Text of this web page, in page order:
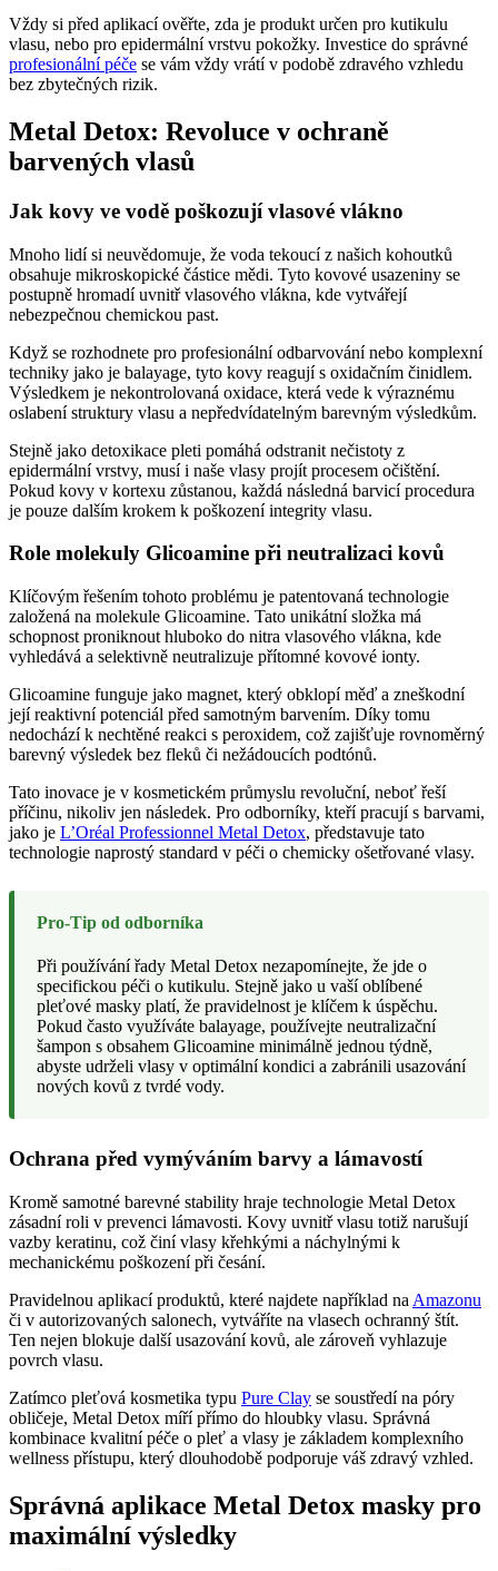
Vždy si před aplikací ověřte, zda je produkt určen pro kutikulu
vlasu, nebo pro epidermální vrstvu pokožky. Investice do správné
profesionální péče se vám vždy vrátí v podobě zdravého vzhledu
bez zbytečných rizik.
Metal Detox: Revoluce v ochraně
barvených vlasů
Jak kovy ve vodě poškozují vlasové vlákno
Mnoho lidí si neuvědomuje, že voda tekoucí z našich kohoutků
obsahuje mikroskopické částice mědi. Tyto kovové usazeniny se
postupně hromadí uvnitř vlasového vlákna, kde vytvářejí
nebezpečnou chemickou past.
Když se rozhodnete pro profesionální odbarvování nebo komplexní
techniky jako je balayage, tyto kovy reagují s oxidačním činidlem.
Výsledkem je nekontrolovaná oxidace, která vede k výraznému
oslabení struktury vlasu a nepředvídatelným barevným výsledkům.
Stejně jako detoxikace pleti pomáhá odstranit nečistoty z
epidermální vrstvy, musí i naše vlasy projít procesem očištění.
Pokud kovy v kortexu zůstanou, každá následná barvicí procedura
je pouze dalším krokem k poškození integrity vlasu.
Role molekuly Glicoamine při neutralizaci kovů
Klíčovým řešením tohoto problému je patentovaná technologie
založená na molekule Glicoamine. Tato unikátní složka má
schopnost proniknout hluboko do nitra vlasového vlákna, kde
vyhledává a selektivně neutralizuje přítomné kovové ionty.
Glicoamine funguje jako magnet, který obklopí měď a zneškodní
její reaktivní potenciál před samotným barvením. Díky tomu
nedochází k nechtěné reakci s peroxidem, což zajišťuje rovnoměrný
barevný výsledek bez fleků či nežádoucích podtónů.
Tato inovace je v kosmetickém průmyslu revoluční, neboť řeší
příčinu, nikoliv jen následek. Pro odborníky, kteří pracují s barvami,
jako je L’Oréal Professionnel Metal Detox, představuje tato
technologie naprostý standard v péči o chemicky ošetřované vlasy.
Pro-Tip od odborníka
Při používání řady Metal Detox nezapomínejte, že jde o
specifickou péči o kutikulu. Stejně jako u vaší oblíbené
pleťové masky platí, že pravidelnost je klíčem k úspěchu.
Pokud často využíváte balayage, používejte neutralizační
šampon s obsahem Glicoamine minimálně jednou týdně,
abyste udrželi vlasy v optimální kondici a zabránili usazování
nových kovů z tvrdé vody.
Ochrana před vymýváním barvy a lámavostí
Kromě samotné barevné stability hraje technologie Metal Detox
zásadní roli v prevenci lámavosti. Kovy uvnitř vlasu totiž narušují
vazby keratinu, což činí vlasy křehkými a náchylnými k
mechanickému poškození při česání.
Pravidelnou aplikací produktů, které najdete například na Amazonu
či v autorizovaných salonech, vytváříte na vlasech ochranný štít.
Ten nejen blokuje další usazování kovů, ale zároveň vyhlazuje
povrch vlasu.
Zatímco pleťová kosmetika typu Pure Clay se soustředí na póry
obličeje, Metal Detox míří přímo do hloubky vlasu. Správná
kombinace kvalitní péče o pleť a vlasy je základem komplexního
wellness přístupu, který dlouhodobě podporuje váš zdravý vzhled.
Správná aplikace Metal Detox masky pro
maximální výsledky